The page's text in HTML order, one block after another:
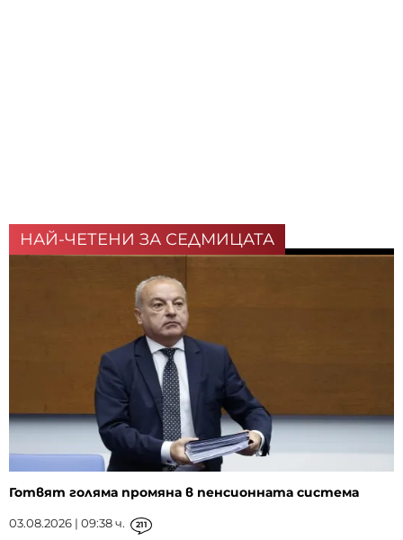
НАЙ-ЧЕТЕНИ ЗА СЕДМИЦАТА
Готвят голяма промяна в пенсионната система
03.08.2026 | 09:38 ч. 211